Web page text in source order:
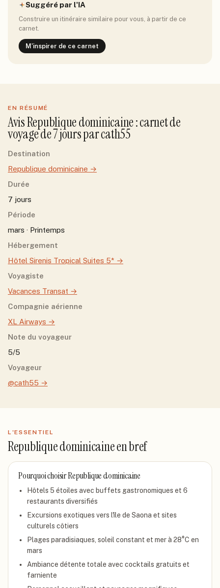
Suggéré par l'IA
Construire un itinéraire similaire pour vous, à partir de ce
carnet.
M'inspirer de ce carnet
EN RÉSUMÉ
AvisRepublique dominicaine: carnet de
voyage de7joursparcath55
Destination
Republique dominicaine →
Durée
7 jours
Période
mars · Printemps
Hébergement
Hôtel Sirenis Tropical Suites 5* →
Voyagiste
Vacances Transat →
Compagnie aérienne
XL Airways →
Note du voyageur
5/5
Voyageur
@cath55 →
L'ESSENTIEL
Republique dominicaineen bref
Pourquoi choisirRepublique dominicaine
Hôtels 5 étoiles avec buffets gastronomiques et 6
restaurants diversifiés
Excursions exotiques vers l'île de Saona et sites
culturels côtiers
Plages paradisiaques, soleil constant et mer à 28°C en
mars
Ambiance détente totale avec cocktails gratuits et
farniente